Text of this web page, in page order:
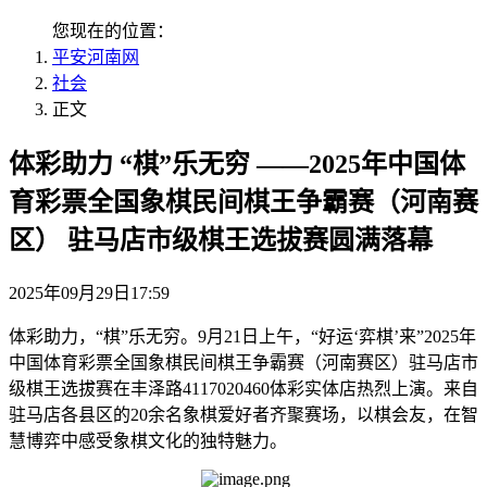
您现在的位置：
平安河南网
社会
正文
体彩助力 “棋”乐无穷 ——2025年中国体
育彩票全国象棋民间棋王争霸赛（河南赛
区） 驻马店市级棋王选拔赛圆满落幕
2025年09月29日17:59
体彩助力，“棋”乐无穷。9月21日上午，“好运‘弈棋’来”2025年
中国体育彩票全国象棋民间棋王争霸赛（河南赛区）驻马店市
级棋王选拔赛在丰泽路4117020460体彩实体店热烈上演。来自
驻马店各县区的20余名象棋爱好者齐聚赛场，以棋会友，在智
慧博弈中感受象棋文化的独特魅力。